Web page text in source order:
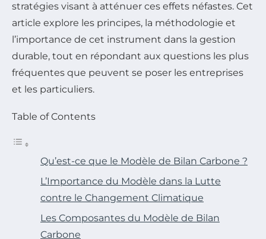
stratégies visant à atténuer ces effets néfastes. Cet
article explore les principes, la méthodologie et
l’importance de cet instrument dans la gestion
durable, tout en répondant aux questions les plus
fréquentes que peuvent se poser les entreprises
et les particuliers.
Table of Contents
Qu’est-ce que le Modèle de Bilan Carbone ?
L’Importance du Modèle dans la Lutte
contre le Changement Climatique
Les Composantes du Modèle de Bilan
Carbone